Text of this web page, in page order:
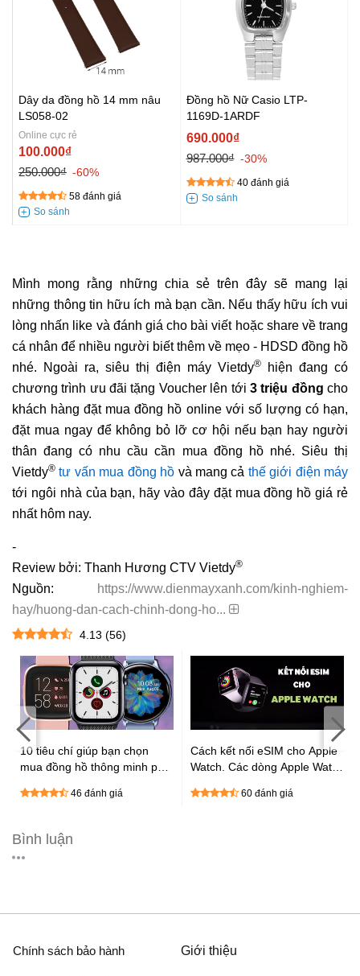
Dây da đồng hồ 14 mm nâu
LS058-02
Online cực rẻ
100.000₫
250.000₫ -60%
58 đánh giá
Đồng hồ Nữ Casio LTP-
1169D-1ARDF
690.000₫
987.000₫ -30%
40 đánh giá
Mình mong rằng những chia sẻ trên đây sẽ mang lại
những thông tin hữu ích mà bạn cần. Nếu thấy hữu ích vui
lòng nhấn like và đánh giá cho bài viết hoặc share về trang
cá nhân để nhiều người biết thêm về mẹo - HDSD đồng hồ
nhé. Ngoài ra, siêu thị điện máy Vietdy®
hiện đang có
chương trình ưu đãi tặng Voucher lên tới 3 triệu đồng cho
khách hàng đặt mua đồng hồ online với số lượng có hạn,
đặt mua ngay để không bỏ lỡ cơ hội nếu bạn hay người
thân đang có nhu cầu cần mua đồng hồ nhé. Siêu thị
Vietdy® tư vấn mua đồng hồ và mang cả thế giới điện máy
tới ngôi nhà của bạn, hãy vào đây đặt mua đồng hồ giá rẻ
nhất hôm nay.
-
Review bởi: Thanh Hương CTV Vietdy®
Nguồn:
https://www.dienmayxanh.com/kinh-nghiem-
hay/huong-dan-cach-chinh-dong-ho...
4.13 (56)
10 tiêu chí giúp bạn chọn
mua đồng hồ thông minh phù
46 đánh giá
Cách kết nối eSIM cho Apple
Watch. Các dòng Apple Watch
60 đánh giá
Bình luận
Chính sách bảo hành Giới thiệu